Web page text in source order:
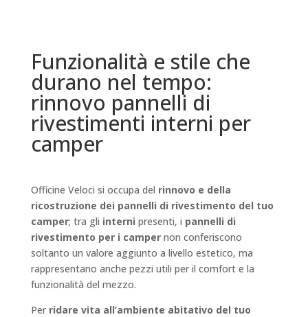
Funzionalità e stile che
durano nel tempo:
rinnovo pannelli di
rivestimenti interni per
camper
Officine Veloci si occupa del rinnovo e della
ricostruzione dei pannelli di rivestimento del tuo
camper; tra gli interni presenti, i pannelli di
rivestimento per i campernon conferiscono
soltanto un valore aggiunto a livello estetico, ma
rappresentano anche pezzi utili per il comfort e la
funzionalità del mezzo.
Per ridare vita all’ambiente abitativo del tuo